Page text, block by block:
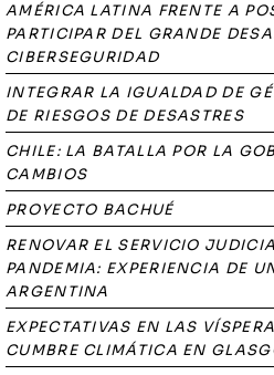
AMÉRICA LATINA FRENTE A
PARTICIPAR DEL GRANDE
CIBERSEGURIDAD
INTEGRAR LA IGUALDAD DE
DE RIESGOS DE DESASTRES
CHILE: LA BATALLA POR LA
CAMBIOS
PROYECTO BACHUÉ
RENOVAR EL SERVICIO
PANDEMIA: EXPERIENCIA DE
ARGENTINA
EXPECTATIVAS EN LAS
CUMBRE CLIMÁTICA EN